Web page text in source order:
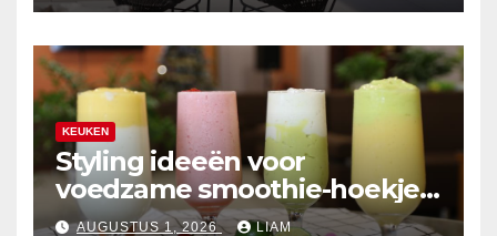
KEUKEN
Styling ideeën voor
voedzame smoothie-hoekjes
in de keuken
AUGUSTUS 1, 2026 LIAM